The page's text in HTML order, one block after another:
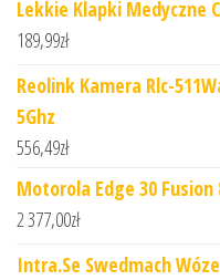
Lekkie Klapki Medyczne
189,99zł
Reolink Kamera Rlc-
5Ghz
556,49zł
Motorola Edge 30 Fusion
2 377,00zł
Intra.Se Swedmach